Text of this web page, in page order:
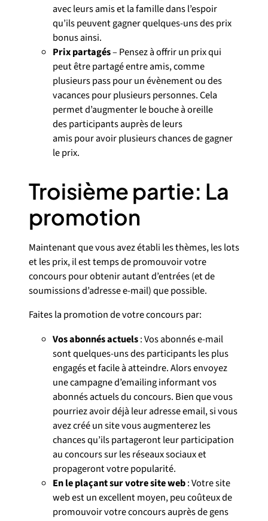
avec leurs amis et la famille dans l’espoir
qu’ils peuvent gagner quelques-uns des prix
bonus ainsi.
Prix partagés– Pensez à offrir un prix qui
peut être partagé entre amis, comme
plusieurs pass pour un évènement ou des
vacances pour plusieurs personnes. Cela
permet d’augmenter le bouche à oreille
des participants auprès de leurs
amis pour avoir plusieurs chances de gagner
le prix.
Troisième partie: La
promotion
Maintenant que vous avez établi les thèmes, les lots
et les prix, il est temps de promouvoir votre
concours pour obtenir autant d’entrées (et de
soumissions d’adresse e-mail) que possible.
Faites la promotion de votre concours par:
Vos abonnés actuels: Vos abonnés e-mail
sont quelques-uns des participants les plus
engagés et facile à atteindre. Alors envoyez
une campagne d’emailing informant vos
abonnés actuels du concours. Bien que vous
pourriez avoir déjà leur adresse email, si vous
avez créé un site vous augmenterez les
chances qu’ils partageront leur participation
au concours sur les réseaux sociaux et
propageront votre popularité.
En le plaçant sur votre site web: Votre site
web est un excellent moyen, peu coûteux de
promouvoir votre concours auprès de gens